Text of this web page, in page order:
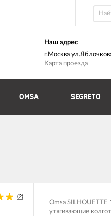
Наш адрес
г.Москва
Карта проезда
OMSA SEGRETO
(2)
Omsa SILHOUETTE
утягивающие